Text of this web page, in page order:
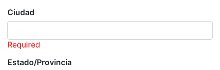
Ciudad
Required
Estado/Provincia